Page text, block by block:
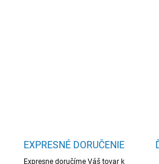
EXPRESNÉ DORUČENIE
Expresne doručíme Váš tovar k